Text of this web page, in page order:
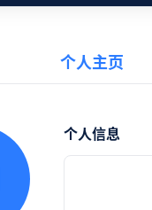
个人主页
个人信息